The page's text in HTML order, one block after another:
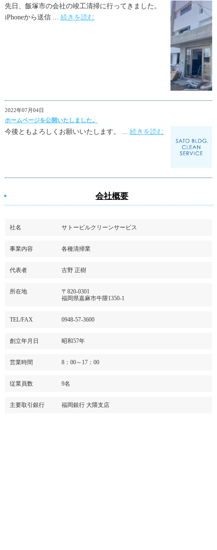
先日、飯塚市の会社の竣工清掃に行ってきました。
iPhoneから送信 ... 続きを読む
2022年07月04日
ホームページを公開いたしました。
今後ともよろしくお願いいたします。 ... 続きを読む
会社概要
社名 サトービルクリーンサービス
事業内容 各種清掃業
代表者 古野 正樹
所在地
〒820-0301
福岡県嘉麻市牛隈1350-1
TEL/FAX 0948-57-3600
創立年月日 昭和57年
営業時間 8：00～17：00
従業員数 9名
主要取引銀行 福岡銀行 大隈支店